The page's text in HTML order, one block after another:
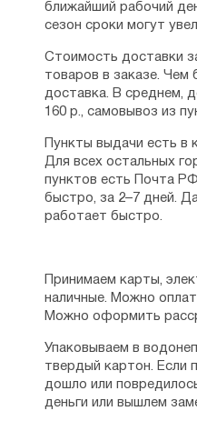
ближайший рабочий
сезон сроки могут
Стоимость доставки
товаров в заказе.
доставка. В среднем,
160 р., самовывоз из
Пункты выдачи есть в
Для всех остальных
пунктов есть Почта
быстро, за 2–7 дней.
работает быстро.
Принимаем карты,
наличные. Можно
Можно оформить
Упаковываем в
твердый картон. Если
дошло или
деньги или вышлем